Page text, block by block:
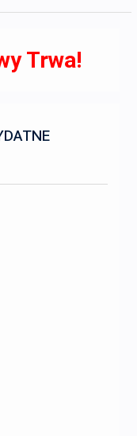
Trwa!